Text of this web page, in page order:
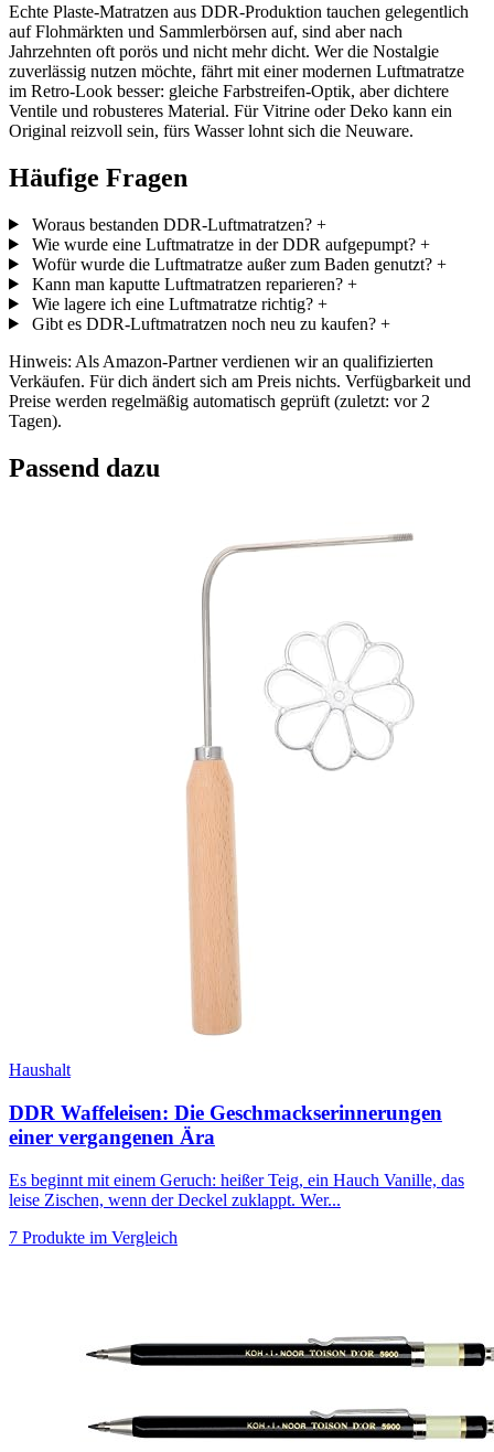
Echte Plaste-Matratzen aus DDR-Produktion tauchen gelegentlich
auf Flohmärkten und Sammlerbörsen auf, sind aber nach
Jahrzehnten oft porös und nicht mehr dicht. Wer die Nostalgie
zuverlässig nutzen möchte, fährt mit einer modernen Luftmatratze
im Retro-Look besser: gleiche Farbstreifen-Optik, aber dichtere
Ventile und robusteres Material. Für Vitrine oder Deko kann ein
Original reizvoll sein, fürs Wasser lohnt sich die Neuware.
Häufige Fragen
Woraus bestanden DDR-Luftmatratzen? +
Wie wurde eine Luftmatratze in der DDR aufgepumpt? +
Wofür wurde die Luftmatratze außer zum Baden genutzt? +
Kann man kaputte Luftmatratzen reparieren? +
Wie lagere ich eine Luftmatratze richtig? +
Gibt es DDR-Luftmatratzen noch neu zu kaufen? +
Hinweis: Als Amazon-Partner verdienen wir an qualifizierten
Verkäufen. Für dich ändert sich am Preis nichts. Verfügbarkeit und
Preise werden regelmäßig automatisch geprüft (zuletzt: vor 2
Tagen).
Passend dazu
Haushalt
DDR Waffeleisen: Die Geschmackserinnerungen
einer vergangenen Ära
Es beginnt mit einem Geruch: heißer Teig, ein Hauch Vanille, das
leise Zischen, wenn der Deckel zuklappt. Wer...
7 Produkte im Vergleich